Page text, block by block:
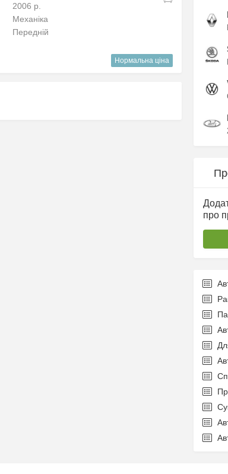
2006 р.
Механіка
Передній
Нормальна ціна
про